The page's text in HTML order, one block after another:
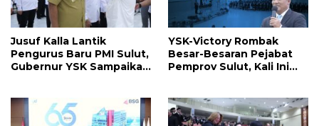
Jusuf Kalla Lantik
Pengurus Baru PMI Sulut,
Gubernur YSK Sampaikan
YSK-Victory Rombak
Besar-Besaran Pejabat
Pemprov Sulut, Kali Ini